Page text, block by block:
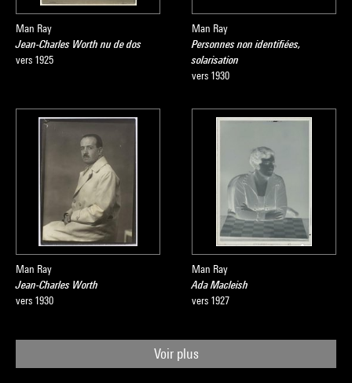
Man Ray
Jean-Charles Worth nu de dos
vers 1925
Man Ray
Personnes non identifiées,
solarisation
vers 1930
Man Ray
Jean-Charles Worth
vers 1930
Man Ray
Ada Macleish
vers 1927
Voir plus